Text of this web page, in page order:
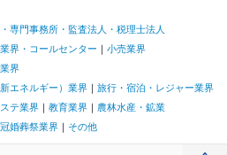
専門事務所・監査法人・税理士法人
界・コールセンター
小売業界
界
エネルギー）業界
旅行・宿泊・レジャー業界
テ業界 教育業界
農林水産・鉱業
冠婚葬祭業界 その他